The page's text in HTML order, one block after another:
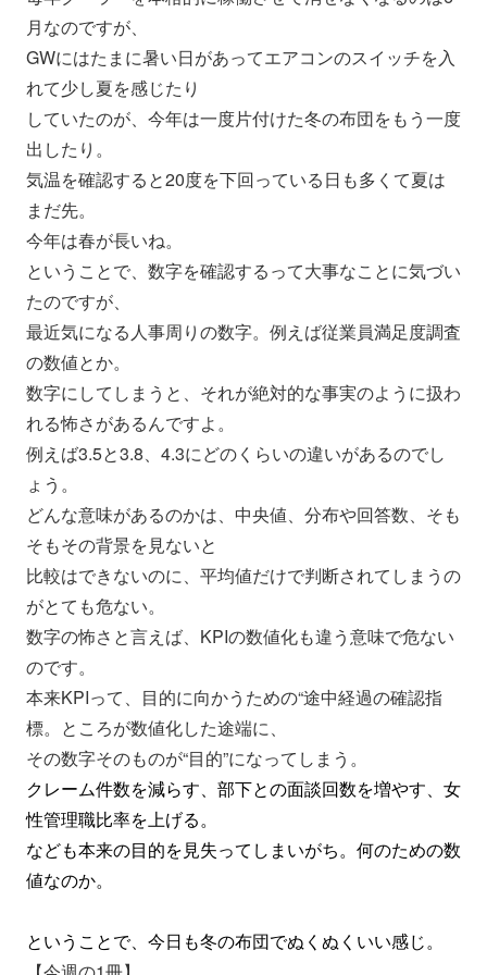
月なのですが、
GWにはたまに暑い日があってエアコンのスイッチを入
れて少し夏を感じたり
していたのが、今年は一度片付けた冬の布団をもう一度
出したり。
気温を確認すると20度を下回っている日も多くて夏は
まだ先。
今年は春が長いね。
ということで、 数字を確認するって大事なことに気づい
たのですが、
最近気になる人事周りの数字。 例えば従業員満足度調査
の数値とか。
数字にしてしまうと、 それが絶対的な事実のように扱わ
れる怖さがあるんですよ。
例えば3.5と3.8、4.3にどのくらいの違いがあるのでし
ょう。
どんな意味があるのかは、中央値、分布や回答数、 そも
そもその背景を見ないと
比較はできないのに、 平均値だけで判断されてしまうの
がとても危ない。
数字の怖さと言えば、KPIの数値化も違う意味で危ない
のです。
本来KPIって、目的に向かうための“途中経過の確認指
標。 ところが数値化した途端に、
その数字そのものが“目的”になってしまう。
クレーム件数を減らす、部下との面談回数を増やす、 女
性管理職比率を上げる。
なども本来の目的を見失ってしまいがち。何のための数
値なのか。
ということで、今日も冬の布団でぬくぬくいい感じ。